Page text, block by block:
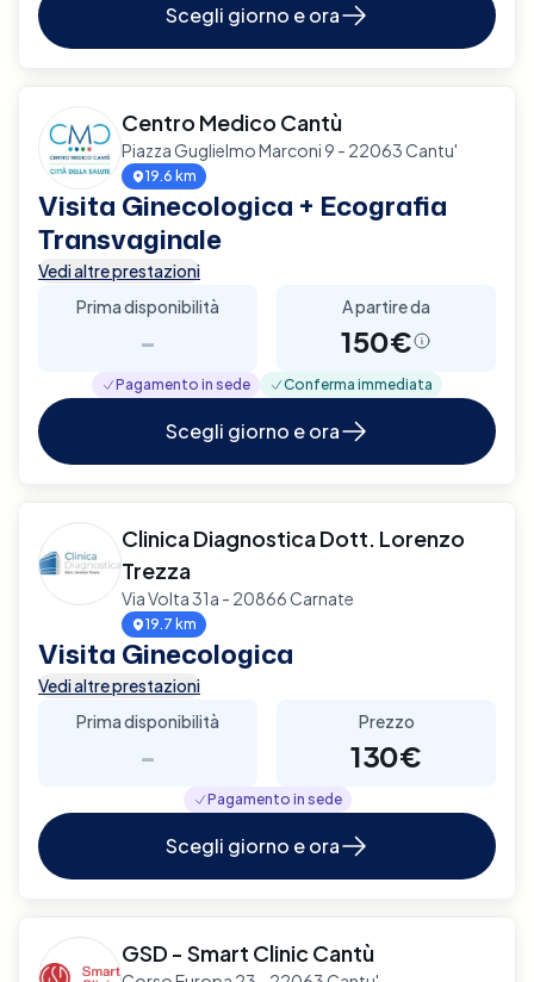
Scegli giorno e ora
Centro Medico Cantù
Piazza Guglielmo Marconi 9 - 22063 Cantu'
19.6 km
Visita Ginecologica + Ecografia
Transvaginale
Vedi altre prestazioni
Prima disponibilità
-
A partire da
150€
Pagamento in sede Conferma immediata
Scegli giorno e ora
Clinica Diagnostica Dott. Lorenzo
Trezza
Via Volta 31a - 20866 Carnate
19.7 km
Visita Ginecologica
Vedi altre prestazioni
Prima disponibilità
-
Prezzo
130€
Pagamento in sede
Scegli giorno e ora
GSD - Smart Clinic Cantù